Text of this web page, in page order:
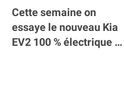
Cette semaine on
essaye le nouveau Kia
EV2 100 % électrique ⚡️!